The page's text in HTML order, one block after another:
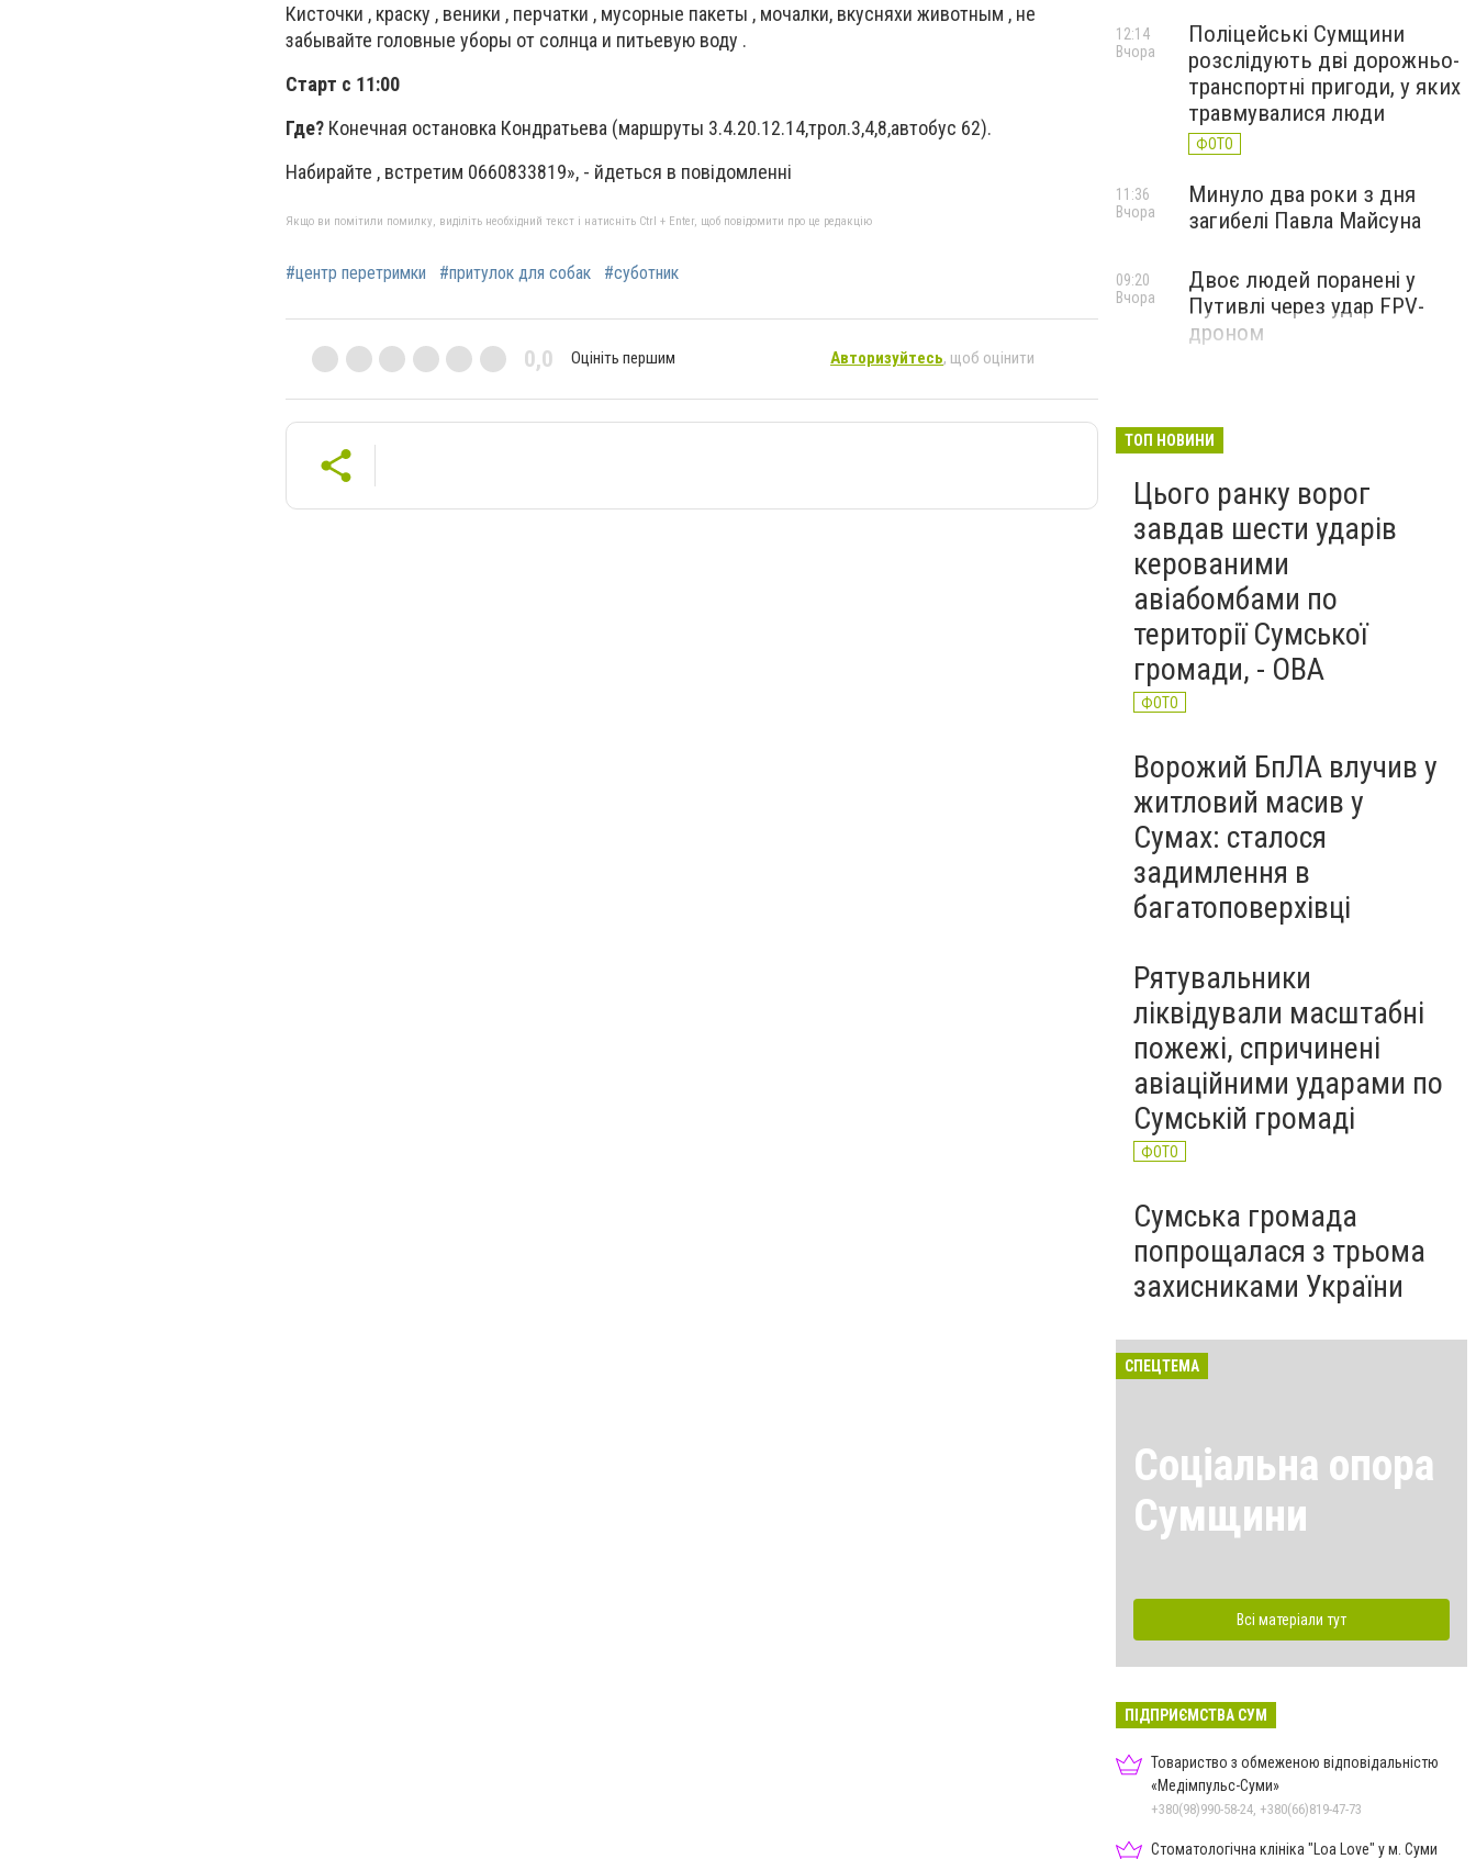
Кисточки , краску , веники , перчатки , мусорные пакеты , мочалки, вкусняхи животным , не
забывайте головные уборы от солнца и питьевую воду .
Старт с 11:00
Где? Конечная остановка Кондратьева (маршруты 3.4.20.12.14,трол.3,4,8,автобус 62).
Набирайте , встретим 0660833819», - йдеться в повідомленні
Якщо ви помітили помилку, виділіть необхідний текст і натисніть Ctrl + Enter, щоб повідомити про це редакцію
#центр перетримки #притулок для собак #суботник
0,0 Оцініть першим Авторизуйтесь, щоб оцінити
Поліцейські Сумщини
розслідують дві дорожньо-
транспортні пригоди, у яких
травмувалися люди
ФОТО
12:14
Вчора
Минуло два роки з дня
загибелі Павла Майсуна
11:36
Вчора
Двоє людей поранені у
Путивлі через удар FPV-
дроном
09:20
Вчора
ТОП НОВИНИ
Цього ранку ворог
завдав шести ударів
керованими
авіабомбами по
території Сумської
громади, - ОВА
ФОТО
Ворожий БпЛА влучив у
житловий масив у
Сумах: сталося
задимлення в
багатоповерхівці
Рятувальники
ліквідували масштабні
пожежі, спричинені
авіаційними ударами по
Сумській громаді
ФОТО
Сумська громада
попрощалася з трьома
захисниками України
СПЕЦТЕМА
Соціальна опора
Сумщини
Всі матеріали тут
ПІДПРИЄМСТВА СУМ
Товариство з обмеженою відповідальністю
«Медімпульс-Суми»
+380(98)990-58-24, +380(66)819-47-73
Стоматологічна клініка "Loa Love" у м. Суми